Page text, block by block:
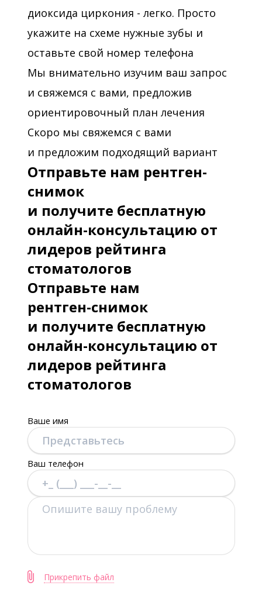
диоксида циркония - легко. Просто
укажите на схеме нужные зубы и
оставьте свой номер телефона
Мы внимательно изучим ваш запрос
и свяжемся с вами, предложив
ориентировочный план лечения
Скоро мы свяжемся с вами
и предложим подходящий вариант
Отправьте нам рентген-
снимок
и получите бесплатную
онлайн-консультацию от
лидеров рейтинга
стоматологов
Отправьте нам
рентген-снимок
и получите бесплатную
онлайн-консультацию от
лидеров рейтинга
стоматологов
Ваше имя
Ваш телефон
Прикрепить файл